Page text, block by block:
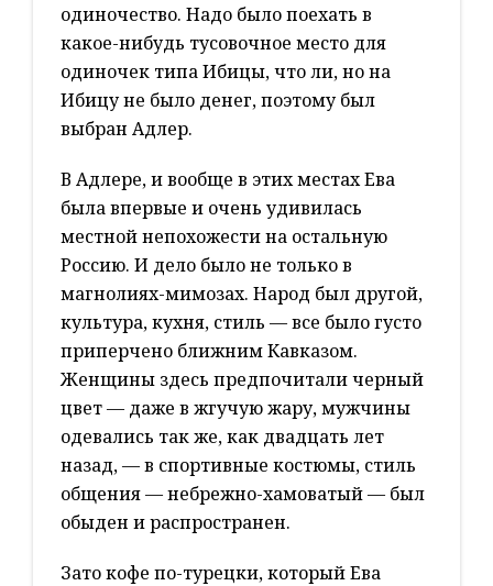
одиночество. Надо было поехать в
какое-нибудь тусовочное место для
одиночек типа Ибицы, что ли, но на
Ибицу не было денег, поэтому был
выбран Адлер.
В Адлере, и вообще в этих местах Ева
была впервые и очень удивилась
местной непохожести на остальную
Россию. И дело было не только в
магнолиях-мимозах. Народ был другой,
культура, кухня, стиль — все было густо
приперчено ближним Кавказом.
Женщины здесь предпочитали черный
цвет — даже в жгучую жару, мужчины
одевались так же, как двадцать лет
назад, — в спортивные костюмы, стиль
общения — небрежно-хамоватый — был
обыден и распространен.
Зато кофе по-турецки, который Ева